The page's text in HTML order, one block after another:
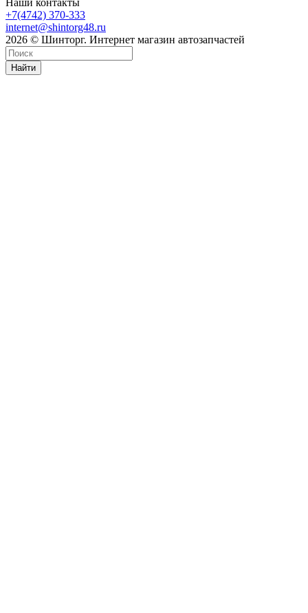
Наши контакты
+7(4742) 370-333
internet@shintorg48.ru
2026 © Шинторг. Интернет магазин автозапчастей
Найти